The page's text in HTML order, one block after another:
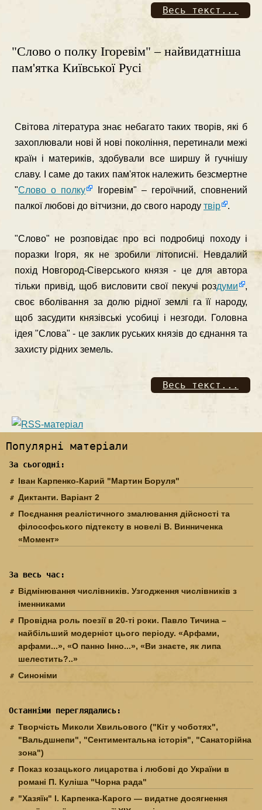
Весь текст...
"Слово о полку Ігоревім" – найвидатніша
пам'ятка Київської Русі
Світова література знає небагато таких творів, які б
захоплюва­ли нові й нові покоління, перетинали межі
країн і материків, здобу­вали все ширшу й гучнішу
славу. І саме до таких пам'яток належить безсмертне
"Слово о полку
Ігоревім" – героїчний, сповнений
пал­кої любові до вітчизни, до свого народу твір .
"Слово" не розповідає про всі подробиці походу і
поразки Ігоря, як не зробили літописні. Невдалий
похід Новгород-Сіверського князя - це для автора
тільки привід, щоб висловити свої пекучі роз­думи
,
своє вболівання за долю рідної землі га її народу,
щоб засуди­ти князівські усобиці і незгоди. Головна
ідея "Слова" - це заклик руських князів до єднання та
захисту рідних земель.
Весь текст...
Популярні матеріали
За сьогодні:
Іван Карпенко-Карий "Мартин Боруля"
Диктанти. Варіант 2
Поєднання реалістичного змалювання дійсності та
філософського підтексту в новелі В. Винниченка
«Момент»
За весь час:
Відмінювання числівників. Узгодження числівників з
іменниками
Провідна роль поезії в 20-ті роки. Павло Тичина –
найбільший модерніст цього періоду. «Арфами,
арфами...», «О панно Інно...», «Ви знаєте, як липа
шелестить?..»
Синоніми
Останніми переглядались:
Творчість Миколи Хвильового ("Кіт у чоботях",
"Вальдшнепи", "Сентиментальна історія", "Санаторійна
зона")
Показ козацького лицарства і любові до України в
романі П. Куліша "Чорна рада"
"Хазяїн" І. Карпенка-Карого — видатне досягнення